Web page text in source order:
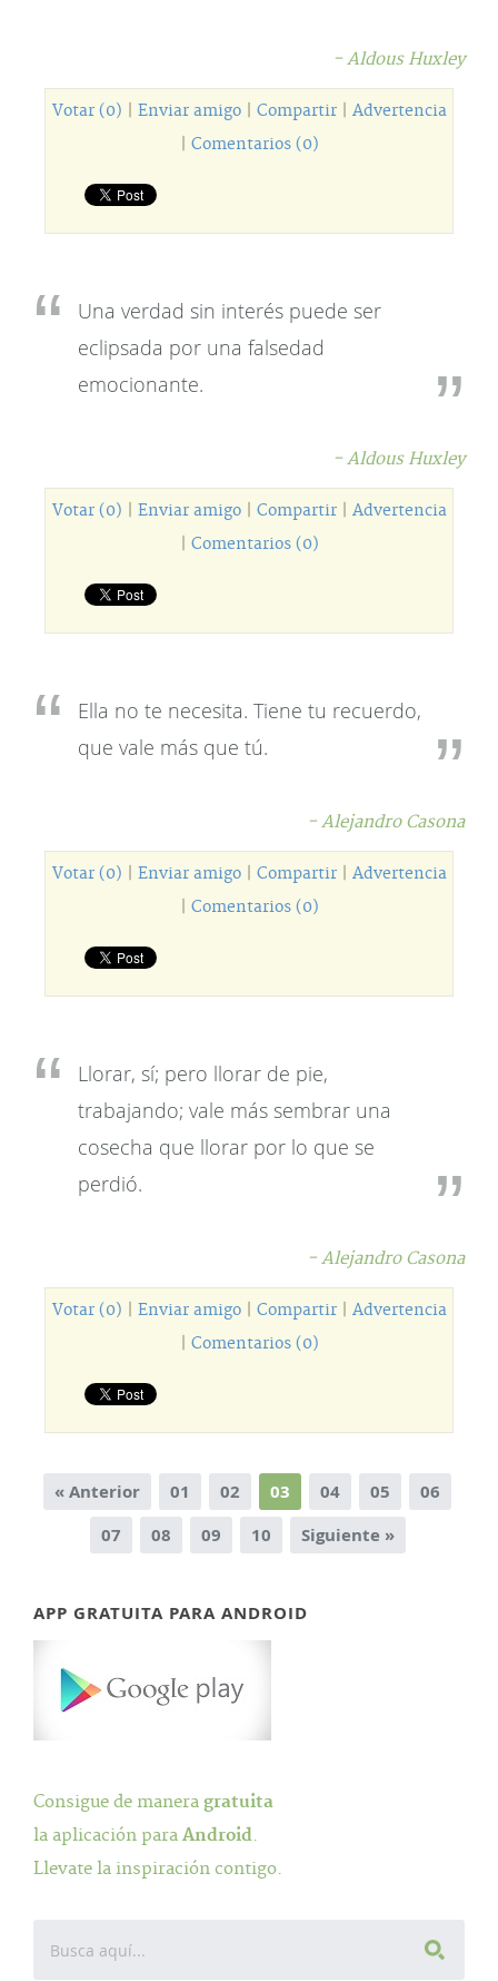
- Aldous Huxley
Votar (0) Enviar amigo| Compartir| Advertencia
Comentarios (0)
Una verdad sin interés puede ser
eclipsada por una falsedad
emocionante.
- Aldous Huxley
Votar (0) Enviar amigo| Compartir| Advertencia
Comentarios (0)
Ella no te necesita. Tiene tu recuerdo,
que vale más que tú.
- Alejandro Casona
Votar (0) Enviar amigo| Compartir| Advertencia
Comentarios (0)
Llorar, sí; pero llorar de pie,
trabajando; vale más sembrar una
cosecha que llorar por lo que se
perdió.
- Alejandro Casona
Votar (0) Enviar amigo| Compartir| Advertencia
Comentarios (0)
« Anterior 01 02 03 04 05
06
07
08 09 10 Siguiente »
APP GRATUITA PARA ANDROID
Consigue de manera gratuita
la aplicación para Android.
Llevate la inspiración contigo.